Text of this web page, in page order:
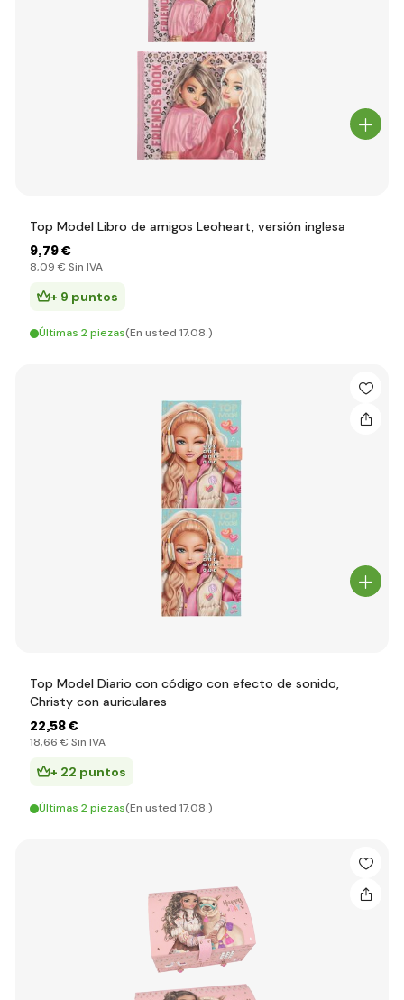
Top Model Libro de amigos Leoheart, versión inglesa
9,79 €
8,09 € Sin IVA
+ 9 puntos
Últimas 2 piezas(En usted 17.08.)
Top Model Diario con código con efecto de sonido,
Christy con auriculares
22,58 €
18,66 € Sin IVA
+ 22 puntos
Últimas 2 piezas(En usted 17.08.)